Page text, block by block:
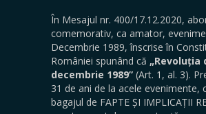
În Mesajul nr. 400/17.12.2020,
comemorativ, ca amator,
Decembrie 1989, înscrise în
României spunând că „Revoluția
decembrie 1989” (Art. 1, al. 3).
31 de ani de la acele evenimente,
bagajul de FAPTE ȘI IMPLICAȚII